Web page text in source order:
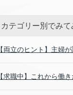
カテゴリー別でみて
【両立のヒント】主婦
【求職中】これから働